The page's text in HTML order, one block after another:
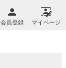
会員登録 マイページ
ジト
ップ